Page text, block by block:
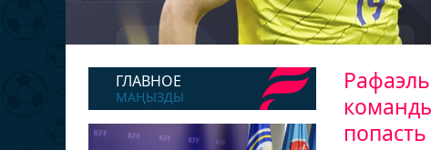
ГЛАВНОЕ
МАҢЫЗДЫ